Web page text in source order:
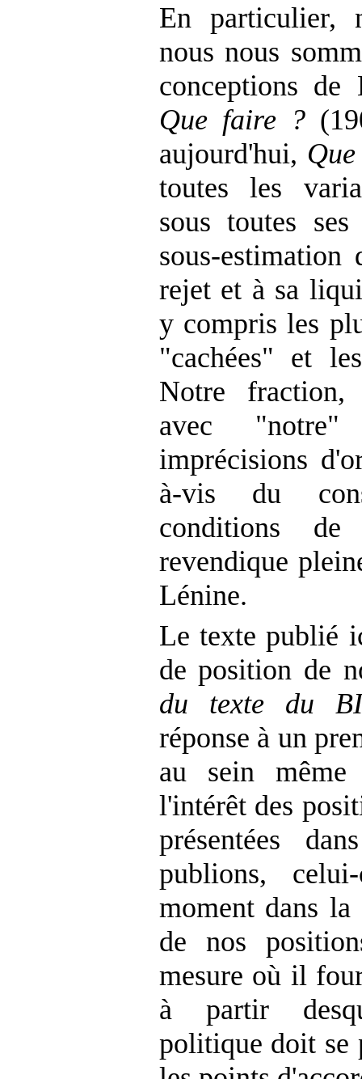
En particulier,
nous nous
conceptions
Que faire ?
aujourd'hui,
toutes les
sous toutes
sous-
rejet et à sa
y compris les
"cachées" et
Notre fraction,
avec
imprécisions
à-vis du
conditions
revendique
Lénine.
Le texte publié
de position de
du texte du
réponse à un
au sein
l'intérêt des
présentées
publions,
moment dans
de nos
mesure où il
à partir
politique doit se